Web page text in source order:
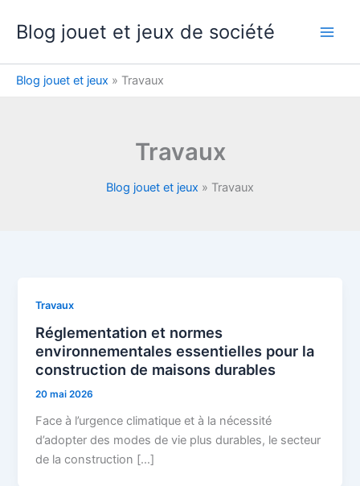
Blog jouet et jeux de société
Blog jouet et jeux » Travaux
Travaux
Blog jouet et jeux » Travaux
Travaux
Réglementation et normes
environnementales essentielles pour la
construction de maisons durables
20 mai 2026
Face à l’urgence climatique et à la nécessité
d’adopter des modes de vie plus durables, le secteur
de la construction […]